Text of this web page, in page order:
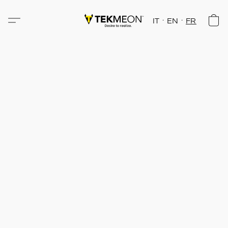
IT EN FR